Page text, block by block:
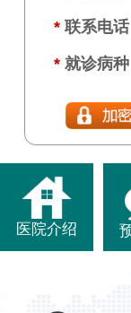
* 联系电话
* 就诊病种
医院介绍